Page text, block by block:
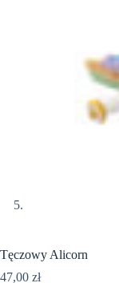
Tęczowy Alicorn
47,00 zł